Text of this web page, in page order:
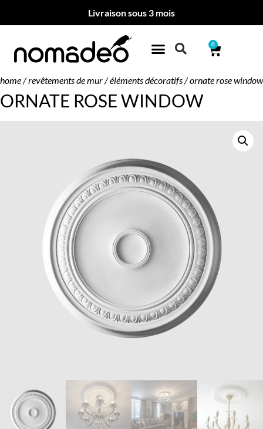
Livraison sous 3 mois
0
home/revêtements de mur/éléments décoratifs/ ornate rose window
ORNATE ROSE WINDOW